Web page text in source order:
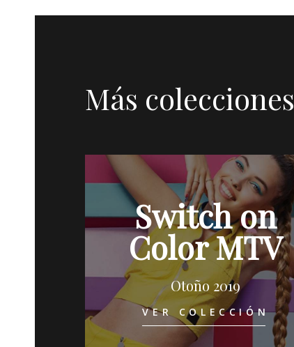
Más colecciones
Switch on
Color MTV
Otoño 2019
VER COLECCIÓN